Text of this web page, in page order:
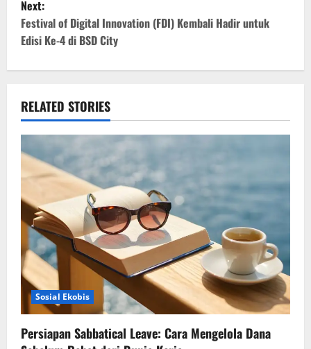
t
n
v
i
g
a
t
i
o
n
Next:
Festival of Digital Innovation (FDI) Kembali Hadir untuk
Edisi Ke-4 di BSD City
RELATED STORIES
Sosial Ekobis
Persiapan Sabbatical Leave: Cara Mengelola Dana